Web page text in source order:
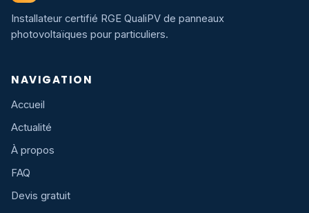
Installateur certifié RGE QualiPV de panneaux
photovoltaïques pour particuliers.
NAVIGATION
Accueil
Actualité
À propos
FAQ
Devis gratuit